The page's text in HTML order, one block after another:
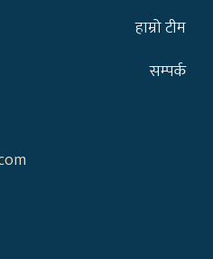
हाम्रो टीम
सम्पर्क